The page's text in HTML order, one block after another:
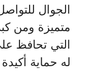
الجوال
متميزة ومن
التي تحافظ
له حماية